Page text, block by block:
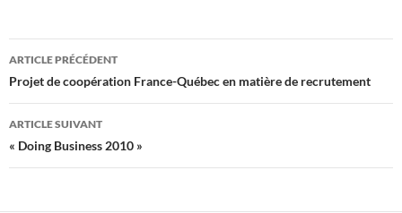
Navigation
des
articles
ARTICLE PRÉCÉDENT
Projet de coopération France-Québec en matière de recrutement
ARTICLE SUIVANT
« Doing Business 2010 »